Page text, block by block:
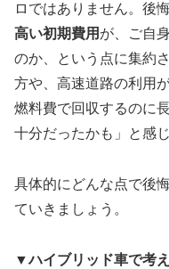
ロではありません。後
高い初期費用 が、ご自
のか、という点に集約
方や、高速道路の利用
燃料費で回収するのに
十分だったかも」と感
具体的にどんな点で後
ていきましょう。
▼ハイブリッド車で考